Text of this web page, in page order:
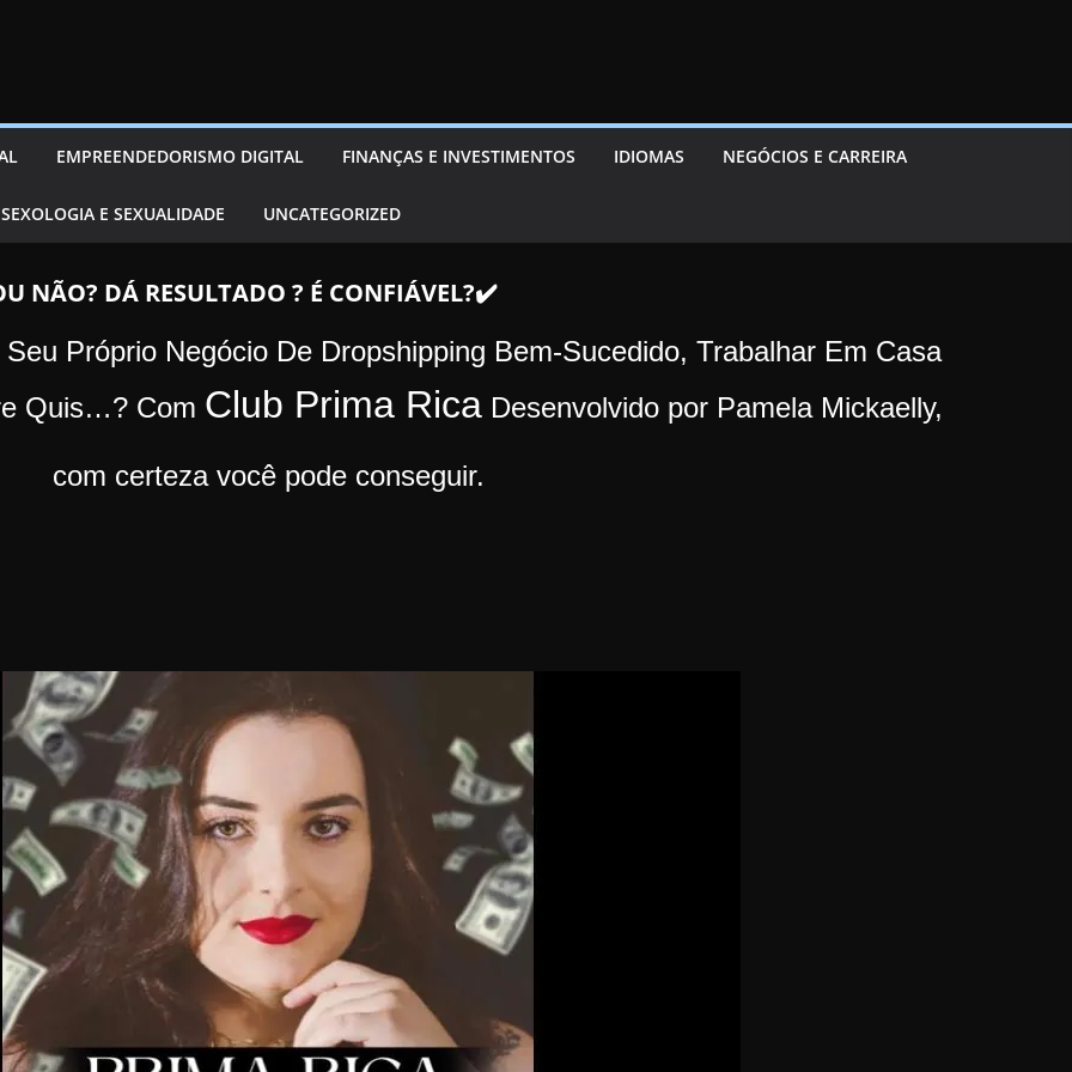
EMPREENDEDORISMO DIGITAL FINANÇAS E INVESTIMENTOS IDIOMAS NEGÓCIOS E CARREIRA
SEXOLOGIA E SEXUALIDADE UNCATEGORIZED
NÃO? DÁ RESULTADO ? É CONFIÁVEL?✔️
Próprio Negócio De Dropshipping Bem-Sucedido, Trabalhar Em Casa
Quis…? Com Club Prima Rica Desenvolvido por Pamela Mickaelly,
com certeza você pode conseguir.